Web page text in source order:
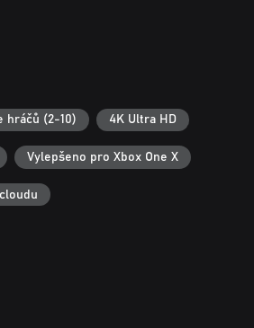
hráčů (2-10) 4K Ultra HD
Vylepšeno pro Xbox One X